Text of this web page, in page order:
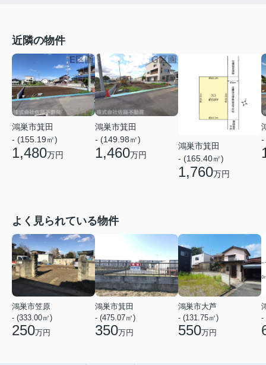
近隣の物件
鴻巣市箕田
- (155.19㎡)
1,480万円
鴻巣市箕田
- (149.98㎡)
1,460万円
鴻巣市箕田
- (165.40㎡)
1,760万円
-
よく見られている物件
鴻巣市笠原
- (333.00㎡)
250万円
鴻巣市箕田
- (475.07㎡)
350万円
鴻巣市大芦
- (131.75㎡)
550万円
-